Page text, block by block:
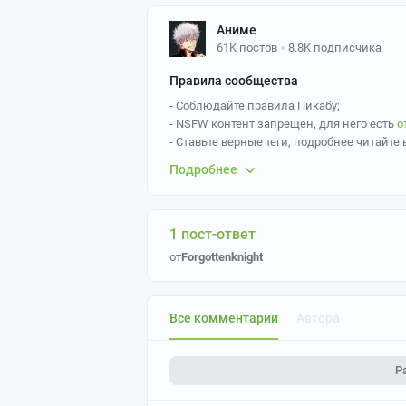
Аниме
61K постов 8.8K подписчика
Правила сообщества
- Соблюдайте правила Пикабу;
- NSFW контент запрещен, для него есть
- Ставьте верные теги, подробнее читайте
Так же желательно указывать персонажа
- Если вы постите картинки, созданные с
нейросетей";
- Если вы постите картинки, созданные с
Подробнее
1 пост-ответ
отForgottenknight
Все комментарии